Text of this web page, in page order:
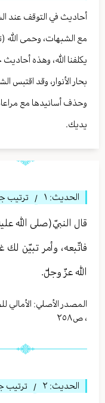
أحاديث في التوقف عند
مع الشبهات، وحمى الله
يكلفنا الله، وهذه
بحار الأنوار، وقد
وحذف أسانيدها مع
يديك.
الحديث: ١ / ترتيب
قال النبيّ(صلى الله
فاتّبعه، وأمر تبيّن لك
الله عزّ وجلّ.
المصدر الأصلي: الأمالي
، ص٢٥٨
الحديث: ٢ / ترتيب